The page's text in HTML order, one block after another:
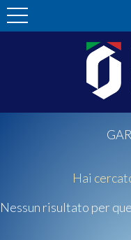
Hai
Nessun risultato per